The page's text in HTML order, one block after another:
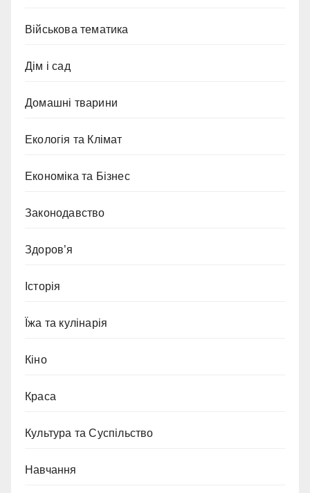
Військова тематика
Дім і сад
Домашні тварини
Екологія та Клімат
Економіка та Бізнес
Законодавство
Здоров’я
Історія
Їжа та кулінарія
Кіно
Краса
Культура та Суспільство
Навчання